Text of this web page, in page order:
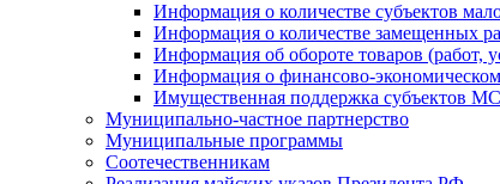
Информация о количестве субъектов
Информация о количестве замещенных
Информация об обороте товаров (работ,
Информация о финансово-экономическом
Имущественная поддержка субъектов
Муниципально-частное партнерство
Муниципальные программы
Соотечественникам